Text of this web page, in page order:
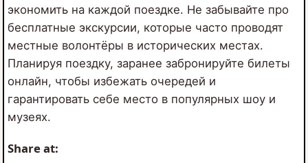
экономить на каждой поездке. Не забывайте про
бесплатные экскурсии, которые часто проводят
местные волонтёры в исторических местах.
Планируя поездку, заранее забронируйте билеты
онлайн, чтобы избежать очередей и
гарантировать себе место в популярных шоу и
музеях.
Share at: